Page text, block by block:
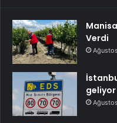
Verdi
geliyor